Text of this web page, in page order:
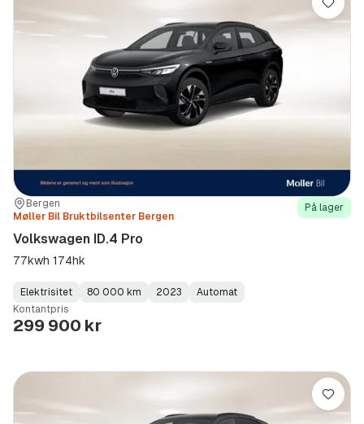
Sted:Bergen
Forhandler:
Møller Bil Bruktbilsenter Bergen
På lager
Volkswagen ID.4 Pro
77kwh 174hk
Fuel
Type:
Elektrisitet
Kilometerstand:
80 000 km
Model
Year:
2023
Gearbox
Type:
Automat
Kontantpris
299 900 kr
Lagre
Lagre